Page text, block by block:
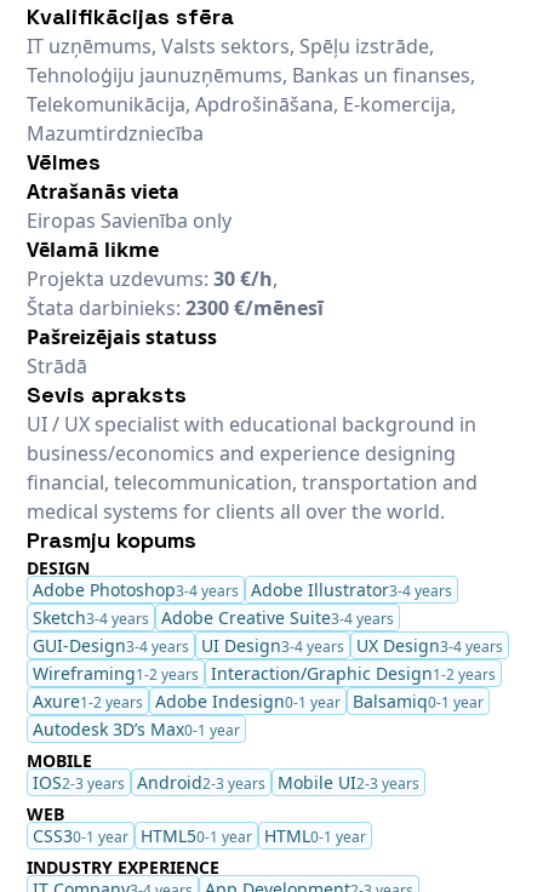
Kvalifikācijas sfēra
IT uzņēmums, Valsts sektors, Spēļu izstrāde,
Tehnoloģiju jaunuzņēmums, Bankas un finanses,
Telekomunikācija, Apdrošināšana, E-komercija,
Mazumtirdzniecība
Vēlmes
Atrašanās vieta
Eiropas Savienība only
Vēlamā likme
Projekta uzdevums:30 €/h,
Štata darbinieks:2300 €/mēnesī
Pašreizējais statuss
Strādā
Sevis apraksts
UI / UX specialist with educational background in
business/economics and experience designing
financial, telecommunication, transportation and
medical systems for clients all over the world.
Prasmju kopums
DESIGN
Adobe Photoshop3-4 years Adobe Illustrator3-4 years
Sketch3-4 years Adobe Creative Suite3-4 years
GUI-Design3-4 years UI Design3-4 years UX Design3-4 years
Wireframing1-2 years Interaction/Graphic Design1-2 years
Axure1-2 years Adobe Indesign0-1 year Balsamiq0-1 year
Autodesk 3D’s Max0-1 year
MOBILE
IOS2-3 years Android2-3 years Mobile UI2-3 years
WEB
CSS30-1 year HTML50-1 year HTML0-1 year
INDUSTRY EXPERIENCE